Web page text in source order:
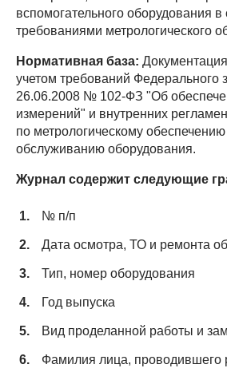
вспомогательного оборудования в
требованиями метрологического
Нормативная база:
учетом требований Федерального
26.06.2008 № 102-ФЗ "Об
измерений" и внутренних
по метрологическому
обслуживанию оборудования.
Журнал содержит следующие
№ п/п
Дата осмотра, ТО и ремонта
Тип, номер оборудования
Год выпуска
Вид проделанной работы и
Фамилия лица, проводившего